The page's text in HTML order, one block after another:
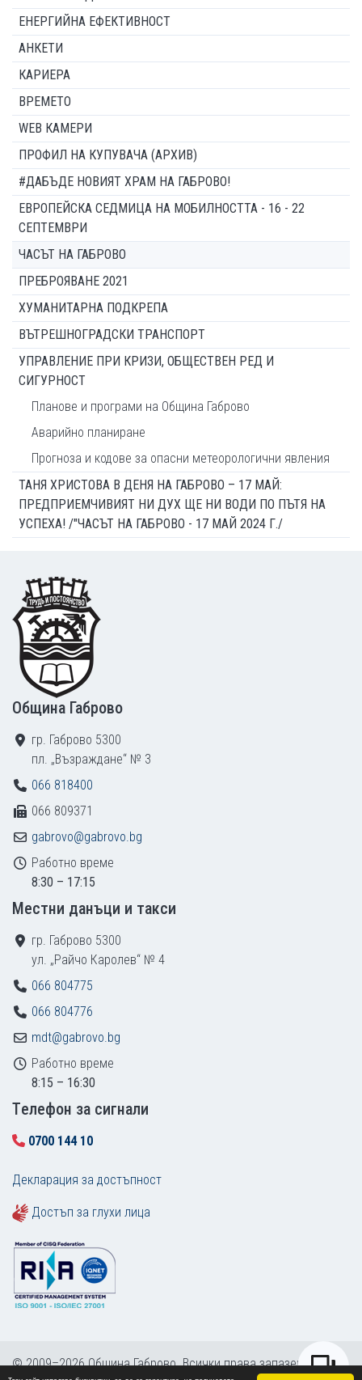
ЕНЕРГИЙНА ЕФЕКТИВНОСТ
АНКЕТИ
КАРИЕРА
ВРЕМЕТО
WEB КАМЕРИ
ПРОФИЛ НА КУПУВАЧА (АРХИВ)
#ДАБЪДЕ НОВИЯТ ХРАМ НА ГАБРОВО!
ЕВРОПЕЙСКА СЕДМИЦА НА МОБИЛНОСТТА - 16 - 22
СЕПТЕМВРИ
ЧАСЪТ НА ГАБРОВО
ПРЕБРОЯВАНЕ 2021
ХУМАНИТАРНА ПОДКРЕПА
ВЪТРЕШНОГРАДСКИ ТРАНСПОРТ
УПРАВЛЕНИЕ ПРИ КРИЗИ, ОБЩЕСТВЕН РЕД И
СИГУРНОСТ
Планове и програми на Община Габрово
Аварийно планиране
Прогноза и кодове за опасни метеорологични явления
ТАНЯ ХРИСТОВА В ДЕНЯ НА ГАБРОВО – 17 МАЙ:
ПРЕДПРИЕМЧИВИЯТ НИ ДУХ ЩЕ НИ ВОДИ ПО ПЪТЯ НА
УСПЕХА! /"ЧАСЪТ НА ГАБРОВО - 17 МАЙ 2024 Г./
Footer
Община Габрово
гр. Габрово 5300
пл. „Възраждане“ № 3
066 818400
066 809371
gabrovo@gabrovo.bg
Работно време
8:30 – 17:15
Местни данъци и такси
гр. Габрово 5300
ул. „Райчо Каролев“ № 4
066 804775
066 804776
mdt@gabrovo.bg
Работно време
8:15 – 16:30
Tелефон за сигнали
0700 144 10
Декларация за достъпност
Достъп за глухи лица
© 2009–2026 Община Габрово. Всички права запазени.